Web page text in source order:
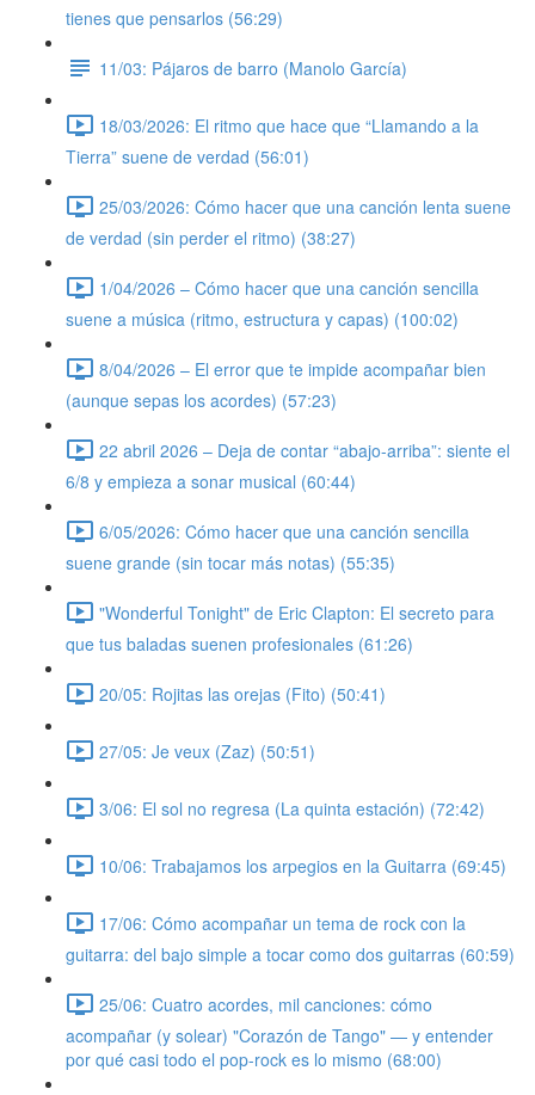
tienes que pensarlos (56:29)
11/03: Pájaros de barro (Manolo García)
18/03/2026: El ritmo que hace que “Llamando a la
Tierra” suene de verdad (56:01)
25/03/2026: Cómo hacer que una canción lenta suene
de verdad (sin perder el ritmo) (38:27)
1/04/2026 – Cómo hacer que una canción sencilla
suene a música (ritmo, estructura y capas) (100:02)
8/04/2026 – El error que te impide acompañar bien
(aunque sepas los acordes) (57:23)
22 abril 2026 – Deja de contar “abajo-arriba”: siente el
6/8 y empieza a sonar musical (60:44)
6/05/2026: Cómo hacer que una canción sencilla
suene grande (sin tocar más notas) (55:35)
"Wonderful Tonight" de Eric Clapton: El secreto para
que tus baladas suenen profesionales (61:26)
20/05: Rojitas las orejas (Fito) (50:41)
27/05: Je veux (Zaz) (50:51)
3/06: El sol no regresa (La quinta estación) (72:42)
10/06: Trabajamos los arpegios en la Guitarra (69:45)
17/06: Cómo acompañar un tema de rock con la
guitarra: del bajo simple a tocar como dos guitarras (60:59)
25/06: Cuatro acordes, mil canciones: cómo
acompañar (y solear) "Corazón de Tango" — y entender
por qué casi todo el pop-rock es lo mismo (68:00)